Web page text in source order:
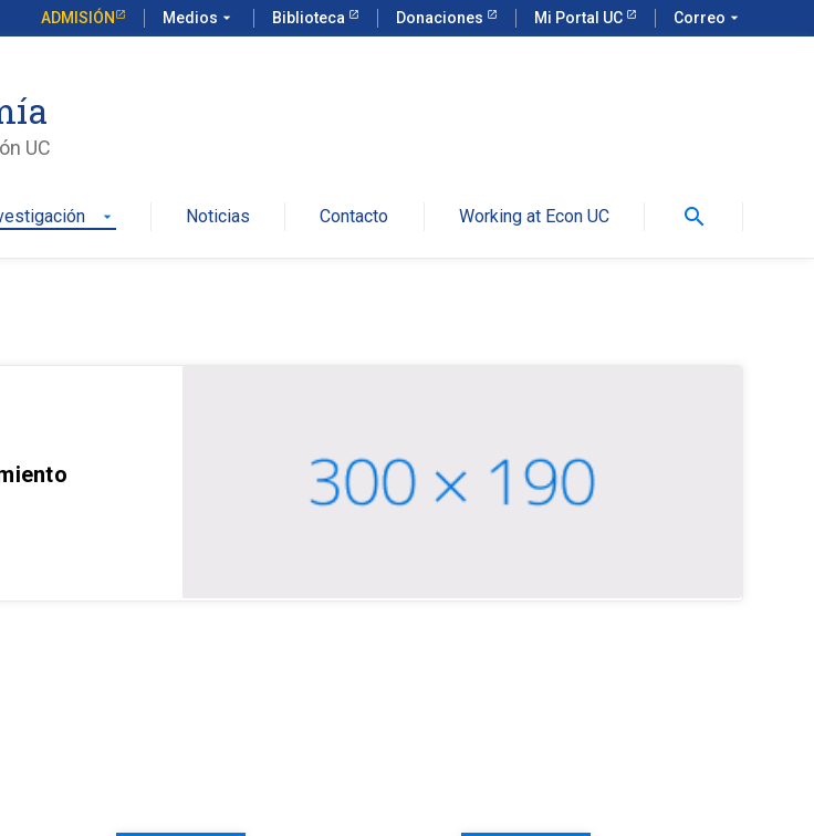
ADMISIÓN Medios arrow_drop_down Biblioteca Donaciones Mi Portal UC Correo arrow_drop_down
UC
arrow_drop_down Noticias Contacto Working at Econ UC search